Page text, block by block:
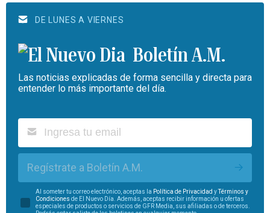
DE LUNES A VIERNES
Boletín A.M.
Las noticias explicadas de forma sencilla y directa para
entender lo más importante del día.
Regístrate a Boletín A.M.
Al someter tu correo electrónico, aceptas la Política de Privacidad yTérminos y
Condiciones de El Nuevo Día. Además, aceptas recibir información u ofertas
especiales de productos o servicios de GFR Media, sus afiliadas o de terceros.